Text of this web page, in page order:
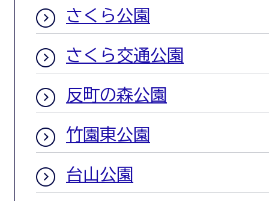
さくら公園
さくら交通公園
反町の森公園
竹園東公園
台山公園